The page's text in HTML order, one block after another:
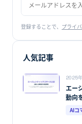
登録することで、 プライ
人気記事
2025
エー
動向
AIコ